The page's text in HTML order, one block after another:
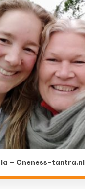
– Oneness-tantra.nl